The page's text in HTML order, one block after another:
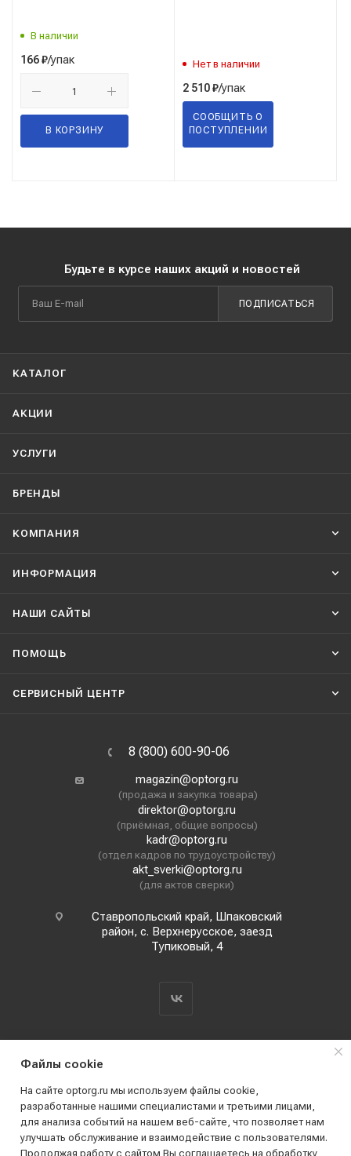
В наличии
166₽/упак
В КОРЗИНУ
Нет в наличии
2 510₽/упак
СООБЩИТЬ О
ПОСТУПЛЕНИИ
Будьте в курсе наших акций и новостей
ПОДПИСАТЬСЯ
КАТАЛОГ
АКЦИИ
УСЛУГИ
БРЕНДЫ
КОМПАНИЯ
ИНФОРМАЦИЯ
НАШИ CАЙТЫ
ПОМОЩЬ
СЕРВИСНЫЙ ЦЕНТР
8 (800) 600-90-06
magazin@optorg.ru
(продажа и закупка товара)
direktor@optorg.ru
(приёмная, общие вопросы)
kadr@optorg.ru
(отдел кадров по трудоустройству)
akt_sverki@optorg.ru
(для актов сверки)
Ставропольский край, Шпаковский
район, с. Верхнерусское, заезд
Тупиковый, 4
2019 - 2026 © АО КПК "Ставропольстройопторг"
Все права защищены
Файлы cookie
На сайте optorg.ru мы используем файлы cookie,
разработанные нашими специалистами и третьими лицами,
для анализа событий на нашем веб-сайте, что позволяет нам
улучшать обслуживание и взаимодействие с пользователями.
Продолжая работу с сайтом Вы соглашаетесь на обработку